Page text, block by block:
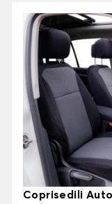
Coprisedili Auto